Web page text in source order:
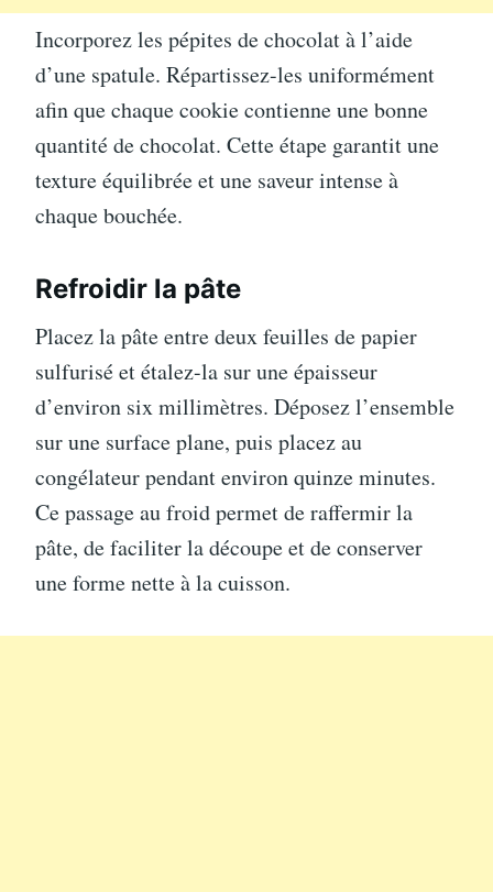
Incorporez les pépites de chocolat à l’aide
d’une spatule. Répartissez-les uniformément
afin que chaque cookie contienne une bonne
quantité de chocolat. Cette étape garantit une
texture équilibrée et une saveur intense à
chaque bouchée.
Refroidir la pâte
Placez la pâte entre deux feuilles de papier
sulfurisé et étalez-la sur une épaisseur
d’environ six millimètres. Déposez l’ensemble
sur une surface plane, puis placez au
congélateur pendant environ quinze minutes.
Ce passage au froid permet de raffermir la
pâte, de faciliter la découpe et de conserver
une forme nette à la cuisson.